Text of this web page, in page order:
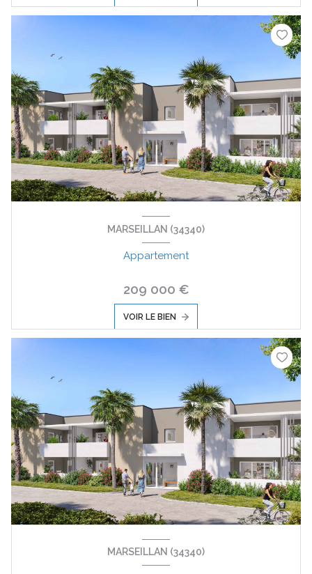
MARSEILLAN (34340)
Appartement
209 000 €
VOIR LE BIEN
MARSEILLAN (34340)